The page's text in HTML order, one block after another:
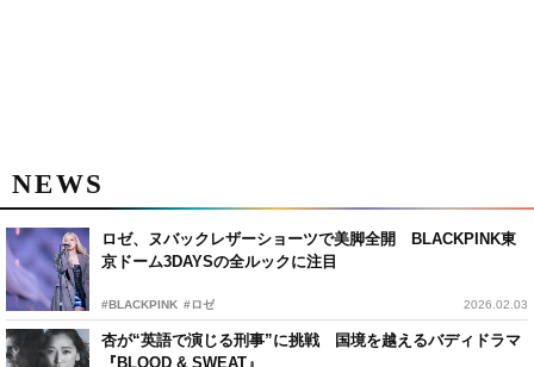
NEWS
ロゼ、ヌバックレザーショーツで美脚全開 BLACKPINK東
京ドーム3DAYSの全ルックに注目
#BLACKPINK #ロゼ 2026.02.03
杏が“英語で演じる刑事”に挑戦 国境を越えるバディドラマ
『BLOOD & SWEAT』